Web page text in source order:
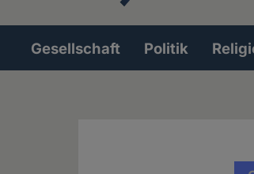
Hauptnavigation
Gesellschaft Politik